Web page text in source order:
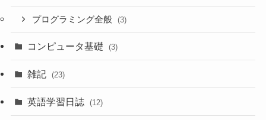
プログラミング全般 (3)
コンピュータ基礎 (3)
雑記 (23)
英語学習日誌 (12)